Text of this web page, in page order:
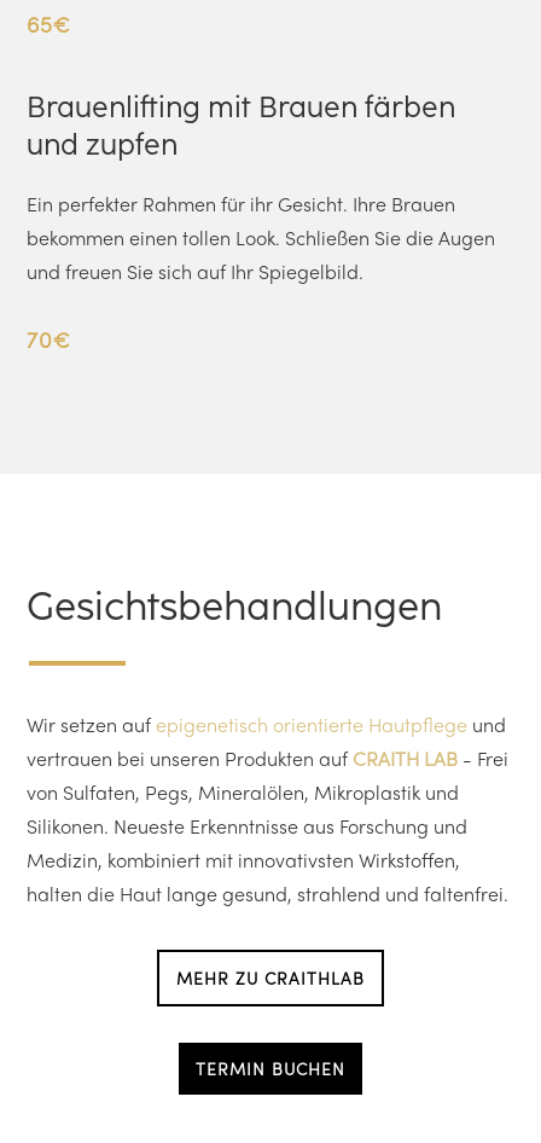
65€
Brauenlifting mit Brauen färben
und zupfen
Ein perfekter Rahmen für ihr Gesicht. Ihre Brauen
bekommen einen tollen Look. Schließen Sie die Augen
und freuen Sie sich auf Ihr Spiegelbild.
70€
Gesichts­behandlungen
Wir setzen aufepigenetisch orientierte Hautpflege und
vertrauen bei unseren Produkten auf CRAITH LAB - Frei
von Sulfaten, Pegs, Mineralölen, Mikroplastik und
Silikonen. Neueste Erkenntnisse aus Forschung und
Medizin, kombiniert mit innovativsten Wirkstoffen,
halten die Haut lange gesund, strahlend und faltenfrei.
MEHR ZU CRAITHLAB
TERMIN BUCHEN